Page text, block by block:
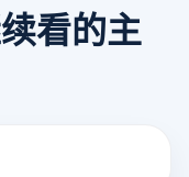
看的主